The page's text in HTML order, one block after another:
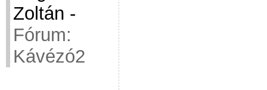
Zoltán -
Fórum:
Kávézó2